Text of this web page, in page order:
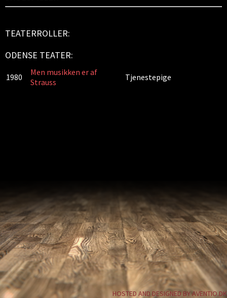
TEATERROLLER:
ODENSE TEATER:
1980
Men musikken er af
Strauss
Tjenestepige
HOSTED AND DESIGNED BY AVENTIO.DK